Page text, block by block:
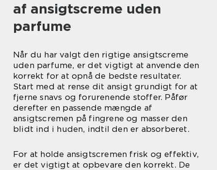
af ansigtscreme uden
parfume
Når du har valgt den rigtige ansigtscreme
uden parfume, er det vigtigt at anvende den
korrekt for at opnå de bedste resultater.
Start med at rense dit ansigt grundigt for at
fjerne snavs og forurenende stoffer. Påfør
derefter en passende mængde af
ansigtscremen på fingrene og masser den
blidt ind i huden, indtil den er absorberet.
For at holde ansigtscremen frisk og effektiv,
er det vigtigt at opbevare den korrekt. De